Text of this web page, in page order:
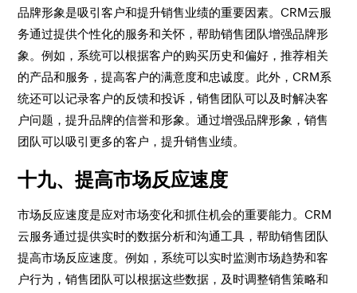
品牌形象是吸引客户和提升销售业绩的重要因素。CRM云服
务通过提供个性化的服务和关怀，帮助销售团队增强品牌形
象。例如，系统可以根据客户的购买历史和偏好，推荐相关
的产品和服务，提高客户的满意度和忠诚度。此外，CRM系
统还可以记录客户的反馈和投诉，销售团队可以及时解决客
户问题，提升品牌的信誉和形象。通过增强品牌形象，销售
团队可以吸引更多的客户，提升销售业绩。
十九、提高市场反应速度
市场反应速度是应对市场变化和抓住机会的重要能力。CRM
云服务通过提供实时的数据分析和沟通工具，帮助销售团队
提高市场反应速度。例如，系统可以实时监测市场趋势和客
户行为，销售团队可以根据这些数据，及时调整销售策略和